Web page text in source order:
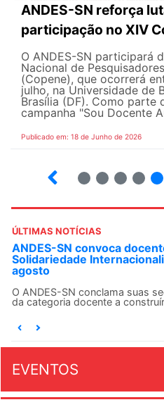
ANDES-SN reforça
participação no XIV
O ANDES-SN participará
Nacional de
(Copene), que ocorrerá
julho, na Universidade de
Brasília (DF). Como parte
campanha "Sou Docente
Publicado em: 18 de Junho de 2026
ÚLTIMAS NOTÍCIAS
ANDES-SN convoca
Solidariedade
agosto
O ANDES-SN conclama suas
da categoria docente a
EVENTOS